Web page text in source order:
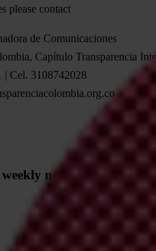
please contact
de Comunicaciones
Capítulo Transparencia
| Cel. 3108742028
newsletter